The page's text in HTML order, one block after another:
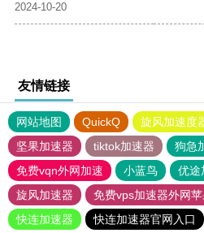
2024-10-20
友情链接
网站地图 QuickQ 旋风加速度
坚果加速器
tiktok加速器
狗急
免费vqn外网加速
小蓝鸟 优途
旋风加速器
免费vps加速器外网
快连加速器
快连加速器官网入口